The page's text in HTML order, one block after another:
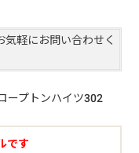
軽にお問い合わせく
ープトンハイツ302
です